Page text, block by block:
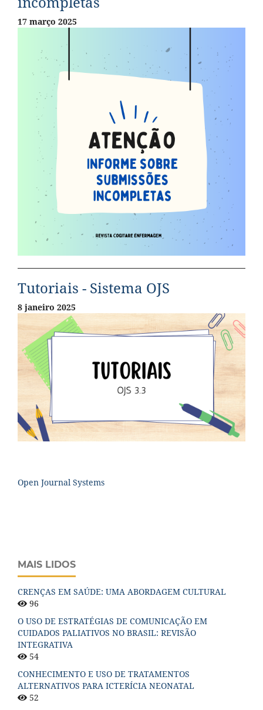
17 março 2025
Tutoriais - Sistema OJS
8 janeiro 2025
Open Journal Systems
MAIS LIDOS
CRENÇAS EM SAÚDE: UMA ABORDAGEM CULTURAL
96
O USO DE ESTRATÉGIAS DE COMUNICAÇÃO EM
CUIDADOS PALIATIVOS NO BRASIL: REVISÃO
INTEGRATIVA
54
CONHECIMENTO E USO DE TRATAMENTOS
ALTERNATIVOS PARA ICTERÍCIA NEONATAL
52